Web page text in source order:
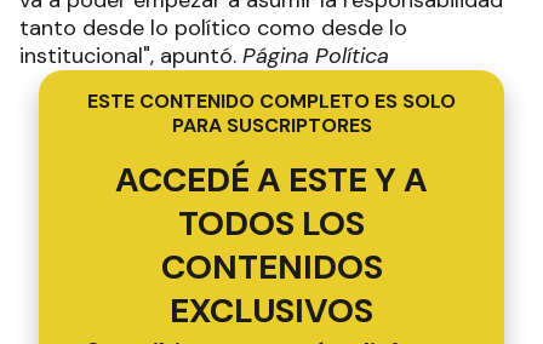
tanto desde lo político como desde lo
institucional", apuntó. Página Política
ESTE CONTENIDO COMPLETO ES SOLO
PARA SUSCRIPTORES
ACCEDÉ A ESTE Y A
TODOS LOS
CONTENIDOS
EXCLUSIVOS